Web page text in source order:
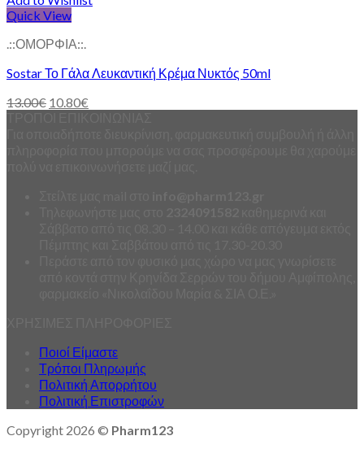
Quick View
.::ΟΜΟΡΦΙΑ::.
Sostar Το Γάλα Λευκαντική Κρέμα Νυκτός 50ml
13.00€ 10.80€
Ποιοί Είμαστε
Τρόποι Πληρωμής
Πολιτική Απορρήτου
Πολιτική Επιστροφών
Copyright 2026 © Pharm123